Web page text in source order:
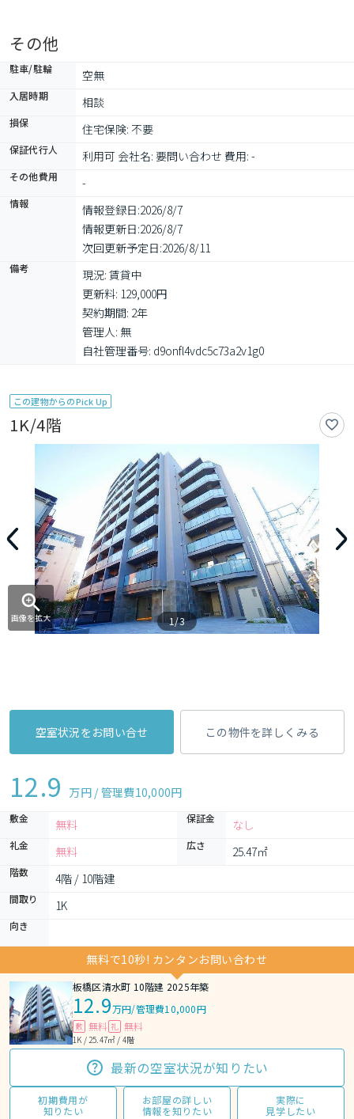
その他
駐車/駐輪 空無
入居時期 相談
損保 住宅保険: 不要
保証代行人 利用可 会社名: 要問い合わせ 費用: -
その他費用 -
情報 情報登録日:2026/8/7
情報更新日:2026/8/7
次回更新予定日:2026/8/11
備考
現況: 賃貸中
更新料: 129,000円
契約期間: 2年
管理人: 無
自社管理番号: d9onfl4vdc5c73a2v1g0
この建物からのPick Up
1K/4階
画像を拡大 1/3
空室状況をお問い合せ この物件を詳しくみる
12.9 万円 / 管理費10,000円
敷金 無料 保証金 なし
礼金 無料 広さ 25.47㎡
階数 4階 / 10階建
間取り 1K
向き
無料で10秒! カンタンお問い合わせ
板橋区清水町 10階建 2025年築
12.9万円/管理費10,000円
敷 無料 礼 無料
1K / 25.47㎡ / 4階
最新の空室状況が知りたい
初期費用が
知りたい
お部屋の詳しい
情報を知りたい
実際に
見学したい